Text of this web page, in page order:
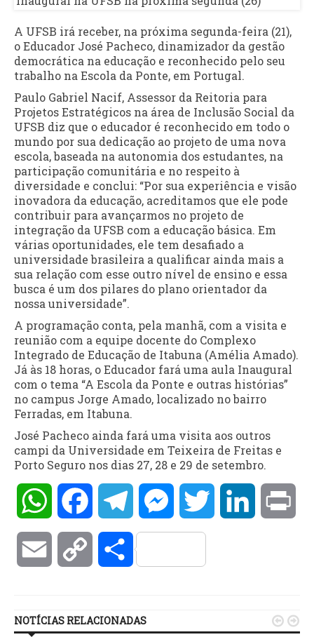
A UFSB irá receber, na próxima segunda-feira (21),
o Educador José Pacheco, dinamizador da gestão
democrática na educação e reconhecido pelo seu
trabalho na Escola da Ponte, em Portugal.
Paulo Gabriel Nacif, Assessor da Reitoria para
Projetos Estratégicos na área de Inclusão Social da
UFSB diz que o educador é reconhecido em todo o
mundo por sua dedicação ao projeto de uma nova
escola, baseada na autonomia dos estudantes, na
participação comunitária e no respeito à
diversidade e conclui: “Por sua experiência e visão
inovadora da educação, acreditamos que ele pode
contribuir para avançarmos no projeto de
integração da UFSB com a educação básica. Em
várias oportunidades, ele tem desafiado a
universidade brasileira a qualificar ainda mais a
sua relação com esse outro nível de ensino e essa
busca é um dos pilares do plano orientador da
nossa universidade”.
A programação conta, pela manhã, com a visita e
reunião com a equipe docente do Complexo
Integrado de Educação de Itabuna (Amélia Amado).
Já às 18 horas, o Educador fará uma aula Inaugural
com o tema “A Escola da Ponte e outras histórias”
no campus Jorge Amado, localizado no bairro
Ferradas, em Itabuna.
José Pacheco ainda fará uma visita aos outros
campi da Universidade em Teixeira de Freitas e
Porto Seguro nos dias 27, 28 e 29 de setembro.
WhatsAppFacebookTelegramMessengerTwitter LinkedIn
Email Copy Compartilhar
NOTÍCIAS RELACIONADAS  